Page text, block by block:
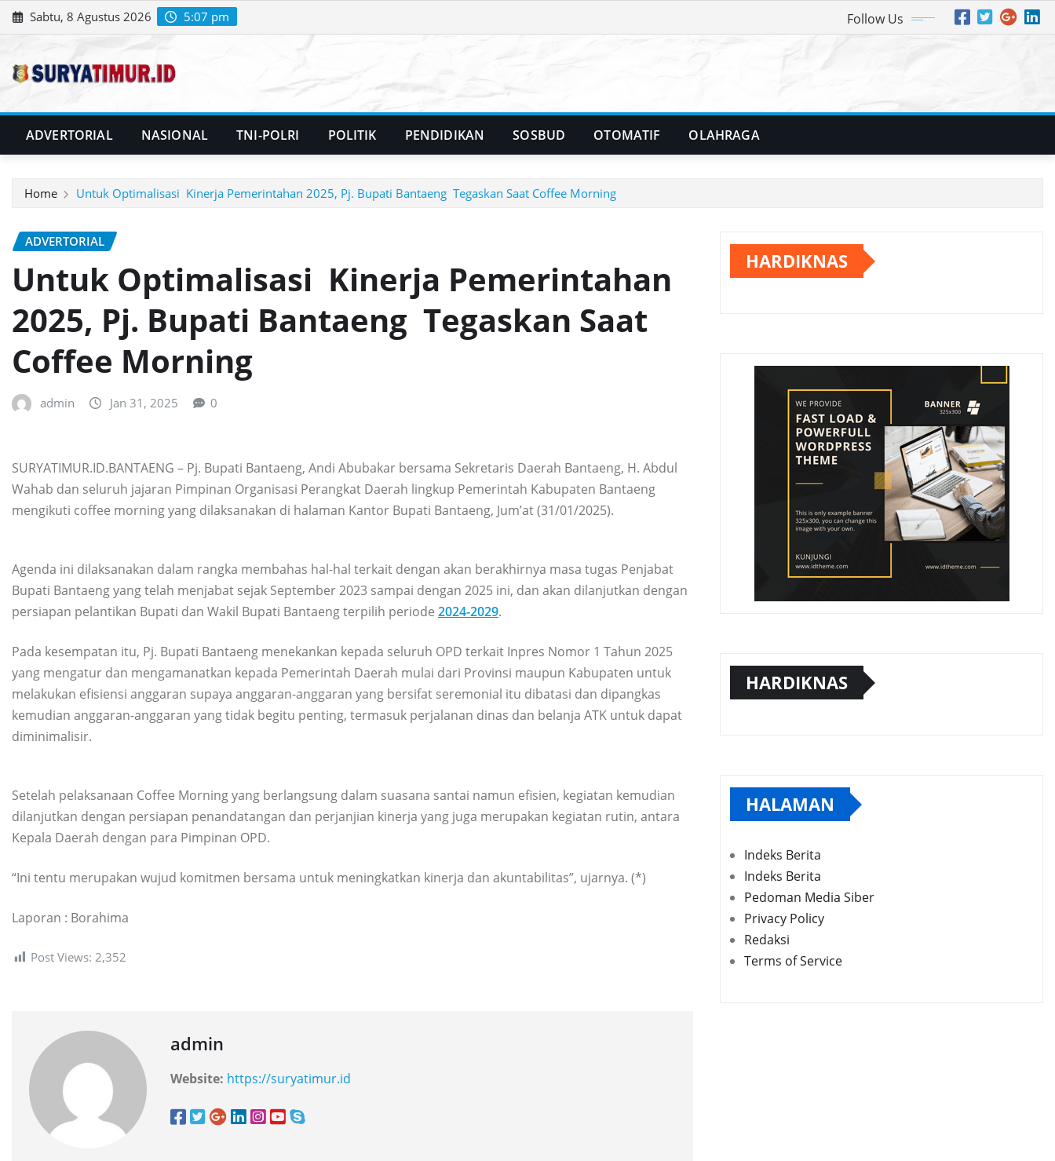
Skip
to
Sabtu, 8 Agustus 2026 5:07 pm Follow Us
ADVERTORIAL NASIONAL TNI-POLRI POLITIK PENDIDIKAN SOSBUD OTOMATIF OLAHRAGA
Home Untuk Optimalisasi Kinerja Pemerintahan 2025, Pj. Bupati Bantaeng Tegaskan Saat Coffee Morning
ADVERTORIAL
Untuk Optimalisasi Kinerja Pemerintahan
2025, Pj. Bupati Bantaeng Tegaskan Saat
Coffee Morning
admin Jan 31, 2025 0
SURYATIMUR.ID.BANTAENG – Pj. Bupati Bantaeng, Andi Abubakar bersama Sekretaris Daerah Bantaeng, H. Abdul
Wahab dan seluruh jajaran Pimpinan Organisasi Perangkat Daerah lingkup Pemerintah Kabupaten Bantaeng
mengikuti coffee morning yang dilaksanakan di halaman Kantor Bupati Bantaeng, Jum’at (31/01/2025).
Agenda ini dilaksanakan dalam rangka membahas hal-hal terkait dengan akan berakhirnya masa tugas Penjabat
Bupati Bantaeng yang telah menjabat sejak September 2023 sampai dengan 2025 ini, dan akan dilanjutkan dengan
persiapan pelantikan Bupati dan Wakil Bupati Bantaeng terpilih periode 2024-2029.
Pada kesempatan itu, Pj. Bupati Bantaeng menekankan kepada seluruh OPD terkait Inpres Nomor 1 Tahun 2025
yang mengatur dan mengamanatkan kepada Pemerintah Daerah mulai dari Provinsi maupun Kabupaten untuk
melakukan efisiensi anggaran supaya anggaran-anggaran yang bersifat seremonial itu dibatasi dan dipangkas
kemudian anggaran-anggaran yang tidak begitu penting, termasuk perjalanan dinas dan belanja ATK untuk dapat
diminimalisir.
Setelah pelaksanaan Coffee Morning yang berlangsung dalam suasana santai namun efisien, kegiatan kemudian
dilanjutkan dengan persiapan penandatangan dan perjanjian kinerja yang juga merupakan kegiatan rutin, antara
Kepala Daerah dengan para Pimpinan OPD.
“Ini tentu merupakan wujud komitmen bersama untuk meningkatkan kinerja dan akuntabilitas”, ujarnya. (*)
Laporan : Borahima
Post Views: 2,352
admin
Website: https://suryatimur.id
HARDIKNAS
HARDIKNAS
HALAMAN
Indeks Berita
Indeks Berita
Pedoman Media Siber
Privacy Policy
Redaksi
Terms of Service